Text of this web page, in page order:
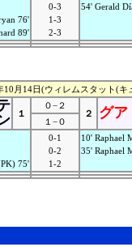
76'
89'
0-3
1-3
2-3
54' Gerald
10月14日(ウィレムスタット(キ
１
０−２
２
グア
１−０
75'
0-1
0-2
1-2
10' Raphael
35' Raphael